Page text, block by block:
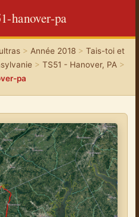
hanover-pa
> Année 2018> Tais-toi et
> TS51 - Hanover, PA>
pa